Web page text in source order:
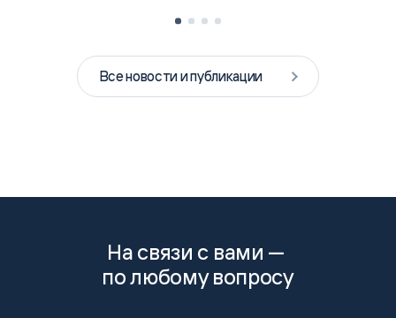
Все новости и публикации
На связи с вами —
по любому вопросу